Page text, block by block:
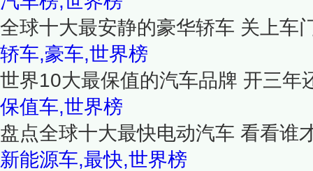
全球十大最安静的豪华轿车 关上车
轿车,豪车,世界榜
世界10大最保值的汽车品牌 开三年
保值车,世界榜
盘点全球十大最快电动汽车 看看谁
新能源车,最快,世界榜